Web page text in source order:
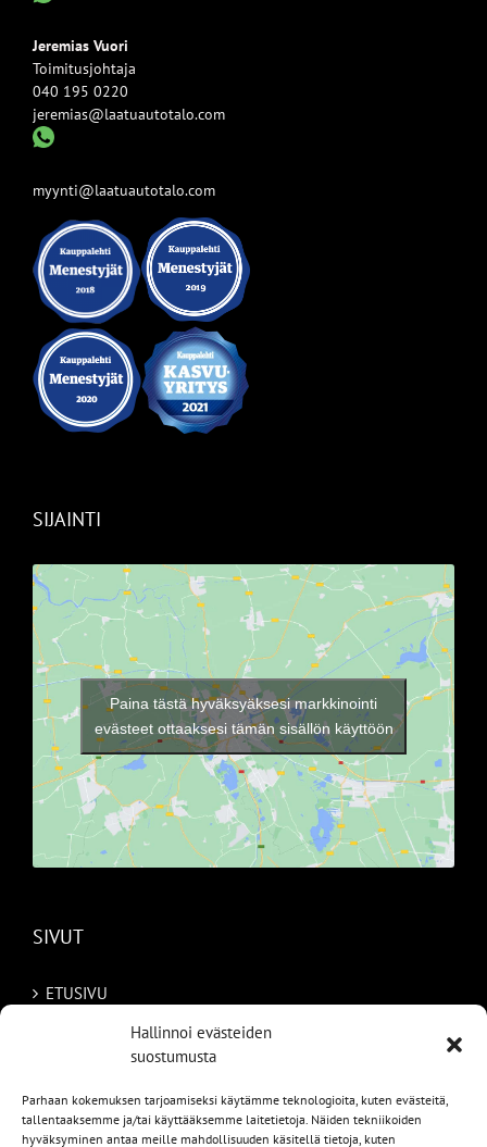
Hallinnoi evästeiden
suostumusta
Parhaan kokemuksen tarjoamiseksi käytämme teknologioita, kuten evästeitä,
tallentaaksemme ja/tai käyttääksemme laitetietoja. Näiden tekniikoiden
hyväksyminen antaa meille mahdollisuuden käsitellä tietoja, kuten
Jeremias Vuori
Toimitusjohtaja
040 195 0220
jeremias@laatuautotalo.com
myynti@laatuautotalo.com
SIJAINTI
Paina tästä hyväksyäksesi markkinointi
evästeet ottaaksesi tämän sisällön käyttöön
SIVUT
ETUSIVU
TILAA AUTO RUOTSISTA